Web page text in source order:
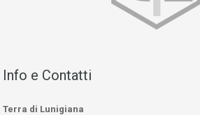
Info e Contatti
Terra di Lunigiana